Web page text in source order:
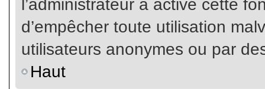
l’administrateur a activé cette
d’empêcher toute utilisation
utilisateurs anonymes ou par
Haut